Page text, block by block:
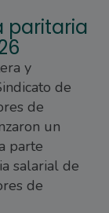
paritaria
y
de
de
un
parte
salarial de
de